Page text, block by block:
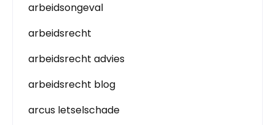
arbeidsongeval
arbeidsrecht
arbeidsrecht advies
arbeidsrecht blog
arcus letselschade